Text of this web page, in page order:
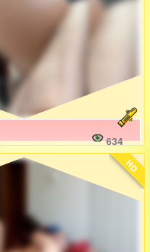
634
HD